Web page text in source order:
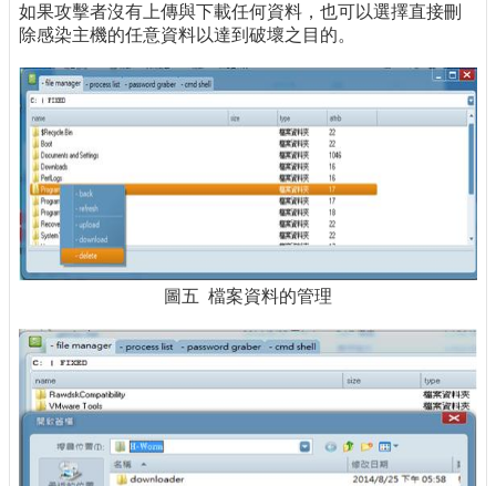
如果攻擊者沒有上傳與下載任何資料，也可以選擇直接刪
除感染主機的任意資料以達到破壞之目的。
圖五 檔案資料的管理